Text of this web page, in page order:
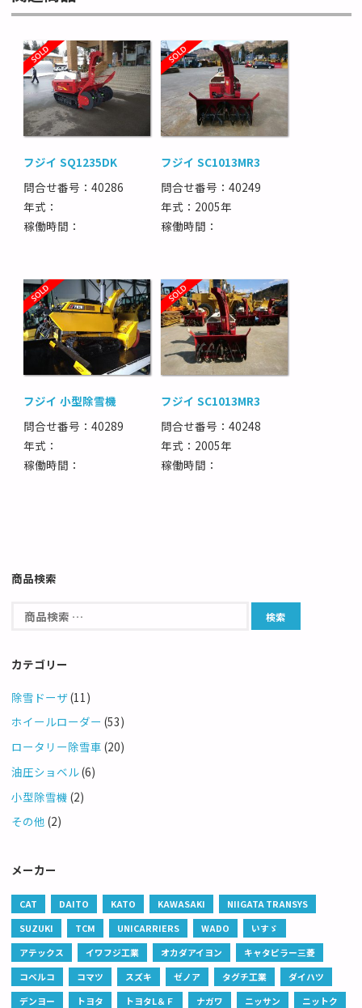
フジイ SQ1235DK
問合せ番号：40286
年式：
稼働時間：
フジイ SC1013MR3
問合せ番号：40249
年式：2005年
稼働時間：
フジイ 小型除雪機
問合せ番号：40289
年式：
稼働時間：
フジイ SC1013MR3
問合せ番号：40248
年式：2005年
稼働時間：
商品検索
カテゴリー
除雪ドーザ(11)
ホイールローダー (53)
ロータリー除雪車 (20)
油圧ショベル(6)
小型除雪機 (2)
その他 (2)
メーカー
CAT DAITO KATO KAWASAKI
NIIGATA TRANSYS
SUZUKI
TCM UNICARRIERS WADO
いすゞ
アテックス
イワフジ工業 オカダアイヨン
キャタピラー三菱
コベルコ
コマツ スズキ ゼノア タグチ工業
ダイハツ
デンヨー
トヨタ トヨタL＆Ｆ ナガワ ニッサン
ニットク